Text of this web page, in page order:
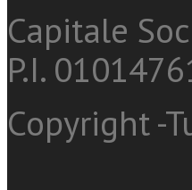
Capitale
P.I.
Copyright -